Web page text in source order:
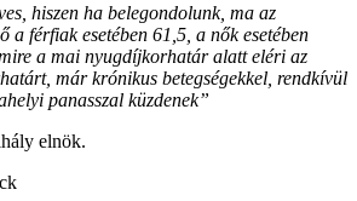
hiszen ha belegondolunk, ma az
a férfiak esetében 61,5, a nők esetében
a mai nyugdíjkorhatár alatt eléri az
már krónikus betegségekkel, rendkívül
panasszal küzdenek”
elnök.